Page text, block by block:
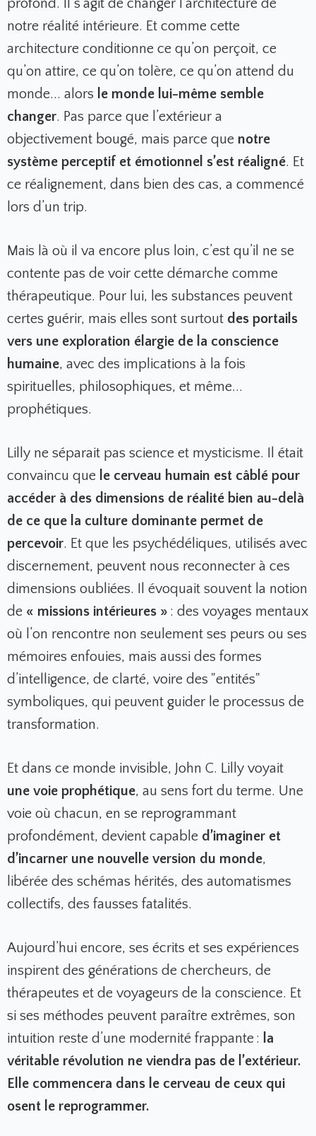
profond. Il s’agit de changer l’architecture de
notre réalité intérieure. Et comme cette
architecture conditionne ce qu’on perçoit, ce
qu’on attire, ce qu’on tolère, ce qu’on attend du
monde... alors le monde lui-même semble
changer. Pas parce que l’extérieur a
objectivement bougé, mais parce que notre
système perceptif et émotionnel s’est réaligné. Et
ce réalignement, dans bien des cas, a commencé
lors d’un trip.
Mais là où il va encore plus loin, c’est qu’il ne se
contente pas de voir cette démarche comme
thérapeutique. Pour lui, les substances peuvent
certes guérir, mais elles sont surtout des portails
vers une exploration élargie de la conscience
humaine, avec des implications à la fois
spirituelles, philosophiques, et même...
prophétiques.
Lilly ne séparait pas science et mysticisme. Il était
convaincu que le cerveau humain est câblé pour
accéder à des dimensions de réalité bien au-delà
de ce que la culture dominante permet de
percevoir. Et que les psychédéliques, utilisés avec
discernement, peuvent nous reconnecter à ces
dimensions oubliées. Il évoquait souvent la notion
de « missions intérieures » : des voyages mentaux
où l’on rencontre non seulement ses peurs ou ses
mémoires enfouies, mais aussi des formes
d’intelligence, de clarté, voire des "entités"
symboliques, qui peuvent guider le processus de
transformation.
Et dans ce monde invisible, John C. Lilly voyait
une voie prophétique, au sens fort du terme. Une
voie où chacun, en se reprogrammant
profondément, devient capable d’imaginer et
d’incarner une nouvelle version du monde,
libérée des schémas hérités, des automatismes
collectifs, des fausses fatalités.
Aujourd’hui encore, ses écrits et ses expériences
inspirent des générations de chercheurs, de
thérapeutes et de voyageurs de la conscience. Et
si ses méthodes peuvent paraître extrêmes, son
intuition reste d’une modernité frappante : la
véritable révolution ne viendra pas de l’extérieur.
Elle commencera dans le cerveau de ceux qui
osent le reprogrammer.